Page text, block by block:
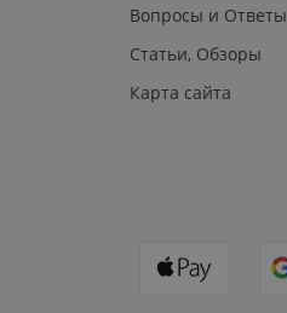
Вопросы и Ответы
Статьи, Обзоры
Карта сайта